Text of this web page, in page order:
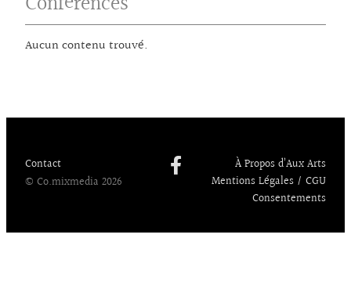
Aucun contenu trouvé.
Contact
© Co.mixmedia 2026
À Propos d’Aux Arts
Mentions Légales / CGU
Consentements